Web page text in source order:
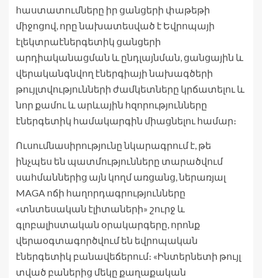
հաստատումները իր ցանցերի փաթեթի
միջոցով, որը նախատեսված է Եվրոպայի
էլեկտրաէներգետիկ ցանցերի
արդիականացման և ընդլայնման, ցանցային և
վերականգնվող էներգիայի նախագծերի
թույլտվությունների ժամկետները կրճատելու և
նոր քամու և արևային հզորությունները
էներգետիկ համակարգին միացնելու համար։
Ուսումնասիրությունը նկարագրում է, թե
ինչպես են պատմությունները տարածվում
սահմաններից այն կողմ առցանց, ներառյալ
MAGA ոճի հաղորդագրությունները
«տնտեսական էլիտաների» շուրջ և
գլոբալիստական ​​օրակարգերը, որոնք
վերաօգտագործվում են եվրոպական
էներգետիկ բանավեճերում։ «Ինտերնետի թույլ
տված բաներից մեկը քաղաքական